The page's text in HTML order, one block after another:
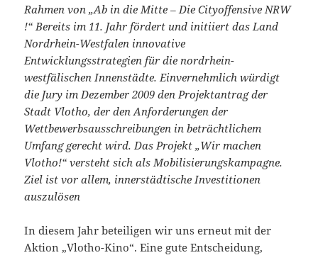
Rahmen von „Ab in die Mitte – Die Cityoffensive NRW
!“ Bereits im 11. Jahr fördert und initiiert das Land
Nordrhein-Westfalen innovative
Entwicklungsstrategien für die nordrhein-
westfälischen Innenstädte. Einvernehmlich würdigt
die Jury im Dezember 2009 den Projektantrag der
Stadt Vlotho, der den Anforderungen der
Wettbewerbsausschreibungen in beträchtlichem
Umfang gerecht wird. Das Projekt „Wir machen
Vlotho!“ versteht sich als Mobilisierungskampagne.
Ziel ist vor allem, innerstädtische Investitionen
auszulösen
In diesem Jahr beteiligen wir uns erneut mit der
Aktion „Vlotho-Kino“. Eine gute Entscheidung,